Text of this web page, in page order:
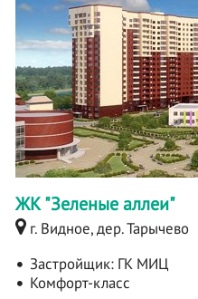
ЖК "Зеленые аллеи"
г. Видное, дер. Тарычево
Застройщик: ГК МИЦ
Комфорт-класс